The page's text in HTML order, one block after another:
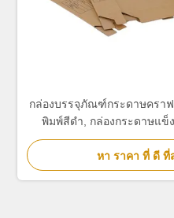
กล่องบรรจุภัณฑ์กระดาษครา
พิมพ์สีดำ, กล่องกระดาษแข็
แวดล้อม
หา ราคา ที่ ดี ที่